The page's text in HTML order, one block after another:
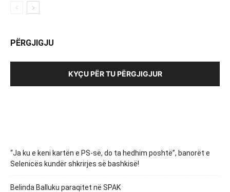
PËRGJIGJU
KYÇU PËR TU PËRGJIGJUR
“Ja ku e keni kartën e PS-së, do ta hedhim poshtë”, banorët e
Selenicës kundër shkrirjes së bashkisë!
Belinda Balluku paraqitet në SPAK